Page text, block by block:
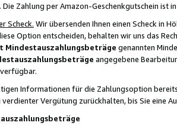
Zahlung per Amazon-Geschenkgutschein ist
Scheck. Wir übersenden Ihnen einen Scheck in
Option entscheiden, behalten wir uns das
Mindestauszahlungsbeträge genannten
angegebene
Informationen für die Zahlungsoption
verdienter Vergütung zurückhalten, bis Sie